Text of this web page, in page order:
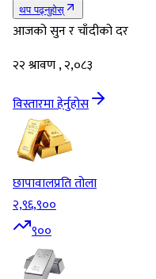
थप पढ्नुहोस्
आजको सुन र चाँदीको दर
२२ श्रावण , २,०८३
विस्तारमा हेर्नुहोस
छापावालप्रति तोला
२,९६,९००
९००